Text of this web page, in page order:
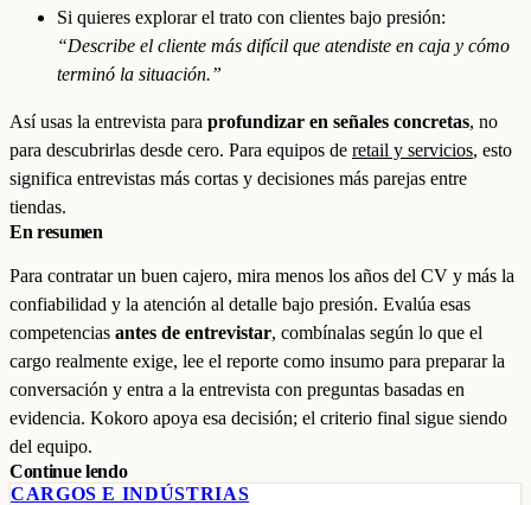
Si quieres explorar el trato con clientes bajo presión:
“Describe el cliente más difícil que atendiste en caja y cómo
terminó la situación.”
Así usas la entrevista para profundizar en señales concretas, no
para descubrirlas desde cero. Para equipos de retail y servicios, esto
significa entrevistas más cortas y decisiones más parejas entre
tiendas.
En resumen
Para contratar un buen cajero, mira menos los años del CV y más la
confiabilidad y la atención al detalle bajo presión. Evalúa esas
competencias antes de entrevistar, combínalas según lo que el
cargo realmente exige, lee el reporte como insumo para preparar la
conversación y entra a la entrevista con preguntas basadas en
evidencia. Kokoro apoya esa decisión; el criterio final sigue siendo
del equipo.
Continue lendo
CARGOS E INDÚSTRIAS